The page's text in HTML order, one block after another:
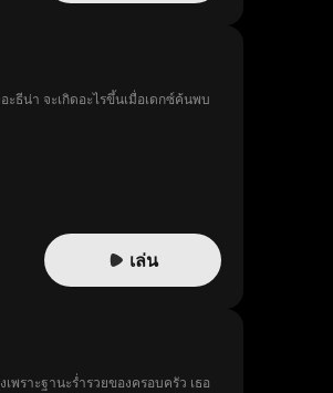
ธีน่า จะเกิดอะไรขึ้นเมื่อเดกซ์ค้นพบ
เล่น
พราะฐานะร่ำรวยของครอบครัว เธอ